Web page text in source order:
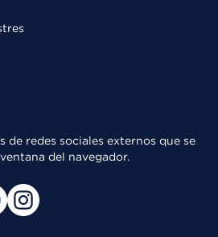
de redes sociales externos que se
del navegador.